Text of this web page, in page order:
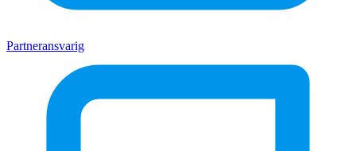
Partneransvarig